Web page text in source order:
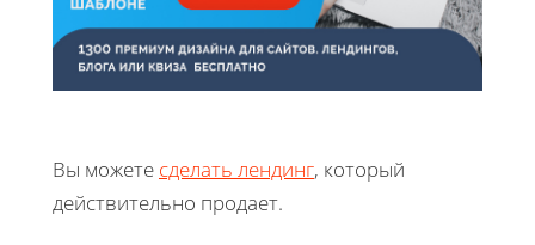
Вы можете сделать лендинг, который
действительно продает.